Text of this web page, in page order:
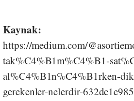
Kaynak:
https://medium.com/
tak%C4%B1m%C4%B1-
al%C4%B1n%C4%B1rken-
gerekenler-nelerdir-